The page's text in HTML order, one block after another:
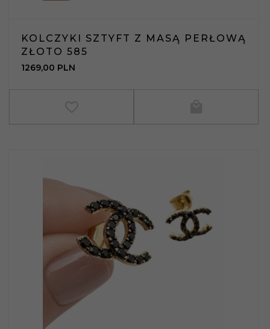
KOLCZYKI SZTYFT Z MASĄ PERŁOWĄ
ZŁOTO 585
1269,00 PLN